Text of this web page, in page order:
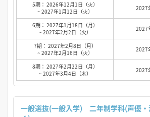
5期： 2026年12月1日（火）
~ 2027年1月12日（火）
2027
6期： 2027年1月18日（月）
~ 2027年2月2日（火）
2027
7期： 2027年2月8日（月）
~ 2027年2月16日（火）
2027
8期： 2027年2月22日（月）
~ 2027年3月4日（木）
2027
一般選抜(一般入学) 二年制学科(声優・